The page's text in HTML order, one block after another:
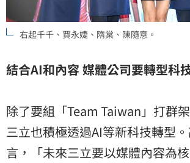
右起千千、賈永婕、隋棠、陳隨意。
結合AI和內容 媒體公司要轉型科
除了要組「Team Taiwan」打群
三立也積極透過AI等新科技轉型
言，「未來三立要以媒體內容為